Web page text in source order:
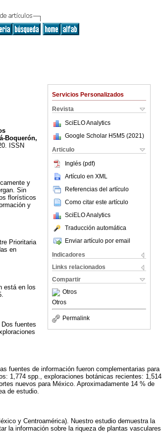
Servicios Personalizados
Revista
SciELO Analytics
Google Scholar H5M5 (2021 )
Articulo
Inglés (pdf)
Artículo en XML
Referencias del artículo
Como citar este artículo
SciELO Analytics
Traducción automática
Enviar artículo por email
Indicadores
Links relacionados
Compartir
Otros
Otros
Permalink
Boquerón,
ISSN
y
Sin
florísticos
y
Prioritaria
en
está en los
fuentes
fuentes de información fueron complementarias para
1,774 spp., exploraciones botánicas recientes: 1,514
nuevos para México. Aproximadamente 14 % de
de estudio.
y Centroamérica). Nuestro estudio demuestra la
la información sobre la riqueza de plantas vasculares